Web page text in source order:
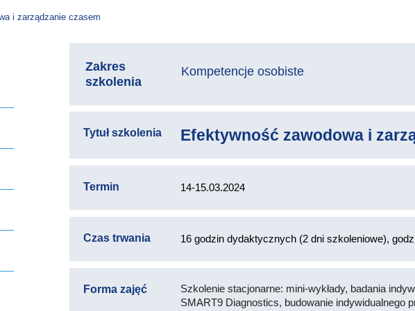
i zarządzanie czasem
Zakres
szkolenia
Kompetencje osobiste
Tytuł szkolenia Efektywność zawodowa i
Termin 14-15.03.2024
Czas trwania 16 godzin dydaktycznych (2 dni szkoleniowe),
Forma zajęć
Szkolenie stacjonarne: mini-wykłady, badania
SMART9 Diagnostics, budowanie indywidualnego